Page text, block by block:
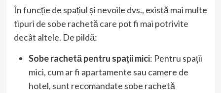
În funcție de spațiul și nevoile dvs., există mai multe
tipuri de sobe rachetă care pot fi mai potrivite
decât altele. De pildă:
Sobe rachetă pentru spații mici: Pentru spații
mici, cum ar fi apartamente sau camere de
hotel, sunt recomandate sobe rachetă